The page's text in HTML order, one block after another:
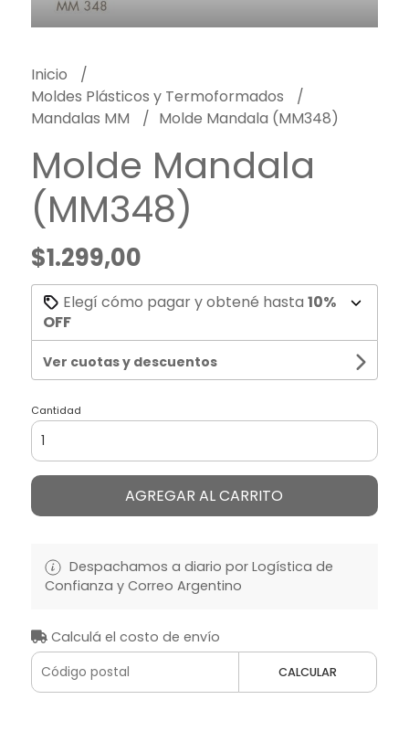
Inicio
Moldes Plásticos y Termoformados
Mandalas MM
Molde Mandala (MM348)
Molde Mandala
(MM348)
$1.299,00
Elegí cómo pagar y obtené hasta 10%
OFF
Ver cuotas y descuentos
Cantidad
AGREGAR AL CARRITO
Despachamos a diario por Logística de
Confianza y Correo Argentino
Calculá el costo de envío
CALCULAR